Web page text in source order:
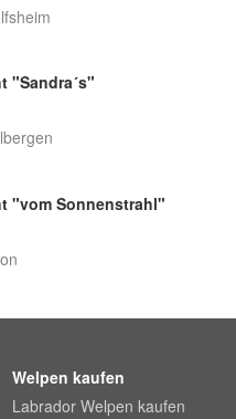
"Sandra´s"
"vom Sonnenstrahl"
Welpen kaufen
Labrador Welpen kaufen